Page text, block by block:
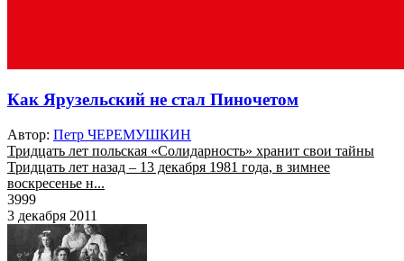
Как Ярузельский не стал Пиночетом
Автор: Петр ЧЕРЕМУШКИН
Тридцать лет польская «Солидарность» хранит свои тайны
Тридцать лет назад – 13 декабря 1981 года, в зимнее
воскресенье н...
3999
3 декабря 2011